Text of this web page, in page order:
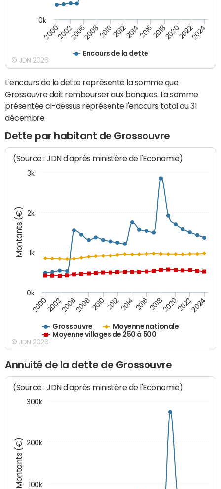
Encours de la dette
200020022006200820102012201420162018202020222024
0k
© JDN 2026
L'encours de la dette représente la somme que
Grossouvre doit rembourser aux banques. La somme
présentée ci-dessus représente l'encours total au 31
décembre.
Dette par habitant de Grossouvre
Montants (€)
(Source : JDN d'après ministère de l'Economie)
Grossouvre
Moyenne nationale
Moyenne villages de 250 à 500
20002002200620082010 2012201420162018202020222024
0k
1k
2k
3k
© JDN 2026
Annuité de la dette de Grossouvre
Montants (€)
(Source : JDN d'après ministère de l'Economie)
100k
200k
300k